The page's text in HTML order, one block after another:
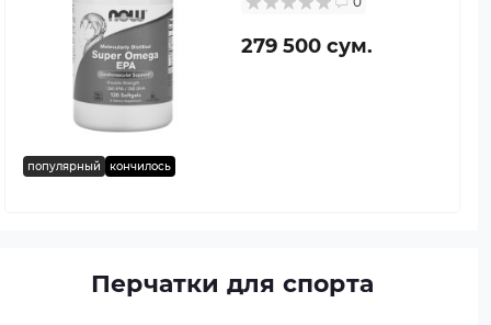
популярный кончилось
279 500 сум.
Перчатки для спорта